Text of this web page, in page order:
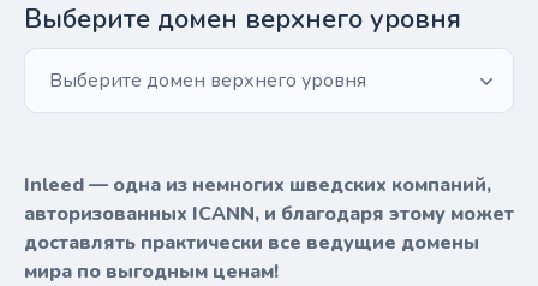
Выберите домен верхнего уровня
Выберите домен верхнего уровня
Inleed — одна из немногих шведских компаний,
авторизованных ICANN, и благодаря этому может
доставлять практически все ведущие домены
мира по выгодным ценам!